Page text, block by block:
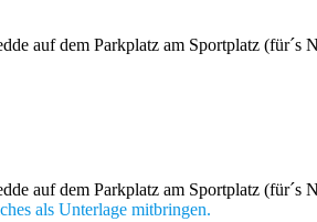
auf dem Parkplatz am Sportplatz
auf dem Parkplatz am Sportplatz
als Unterlage mitbringen.